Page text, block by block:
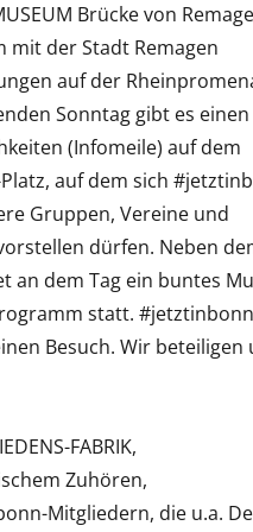
Brücke von
mit der Stadt Remagen
auf der
Sonntag gibt es
(Infomeile) auf dem
auf dem sich
Gruppen, Vereine und
dürfen. Neben
an dem Tag ein buntes
statt.
Besuch. Wir beteiligen
FABRIK,
Zuhören,
Mitgliedern, die u.a.